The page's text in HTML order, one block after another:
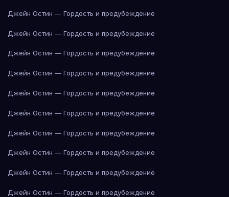
Джейн Остин — Гордость и предубеждение
Джейн Остин — Гордость и предубеждение
Джейн Остин — Гордость и предубеждение
Джейн Остин — Гордость и предубеждение
Джейн Остин — Гордость и предубеждение
Джейн Остин — Гордость и предубеждение
Джейн Остин — Гордость и предубеждение
Джейн Остин — Гордость и предубеждение
Джейн Остин — Гордость и предубеждение
Джейн Остин — Гордость и предубеждение